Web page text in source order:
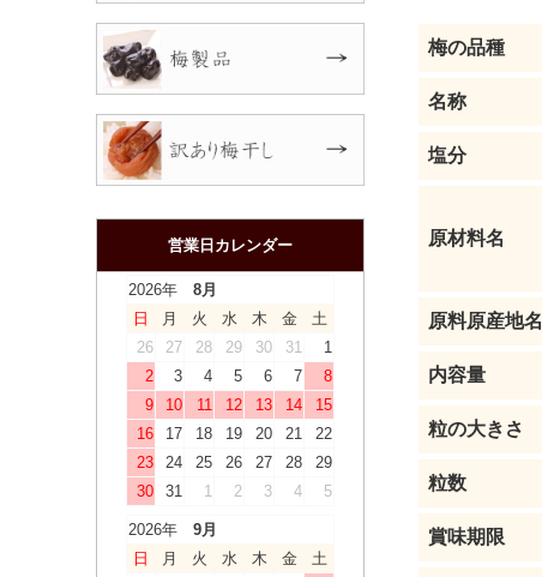
営業日カレンダー
2026年 8月
日
月 火 水 木 金
土
26
27 28 29 30 31
1
2
3 4 5 6 7
8
9
10 11 12 13 14
15
16
17 18 19 20 21
22
23
24 25 26 27 28
29
30
31 1 2 3 4 5
2026年 9月
日
月 火 水 木 金
土
梅の品種
名称
塩分
原材料名
原料原産地名
内容量
粒の大きさ
粒数
賞味期限